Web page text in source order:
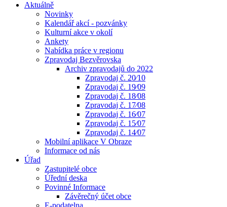
Aktuálně
Novinky
Kalendář akcí - pozvánky
Kulturní akce v okolí
Ankety
Nabídka práce v regionu
Zpravodaj Bezvěrovska
Archiv zpravodajů do 2022
Zpravodaj č. 20⁄10
Zpravodaj č. 19⁄09
Zpravodaj č. 18⁄08
Zpravodaj č. 17⁄08
Zpravodaj č. 16⁄07
Zpravodaj č. 15⁄07
Zpravodaj č. 14⁄07
Mobilní aplikace V Obraze
Informace od nás
Úřad
Zastupitelé obce
Úřední deska
Povinné Informace
Závěrečný účet obce
E-podatelna